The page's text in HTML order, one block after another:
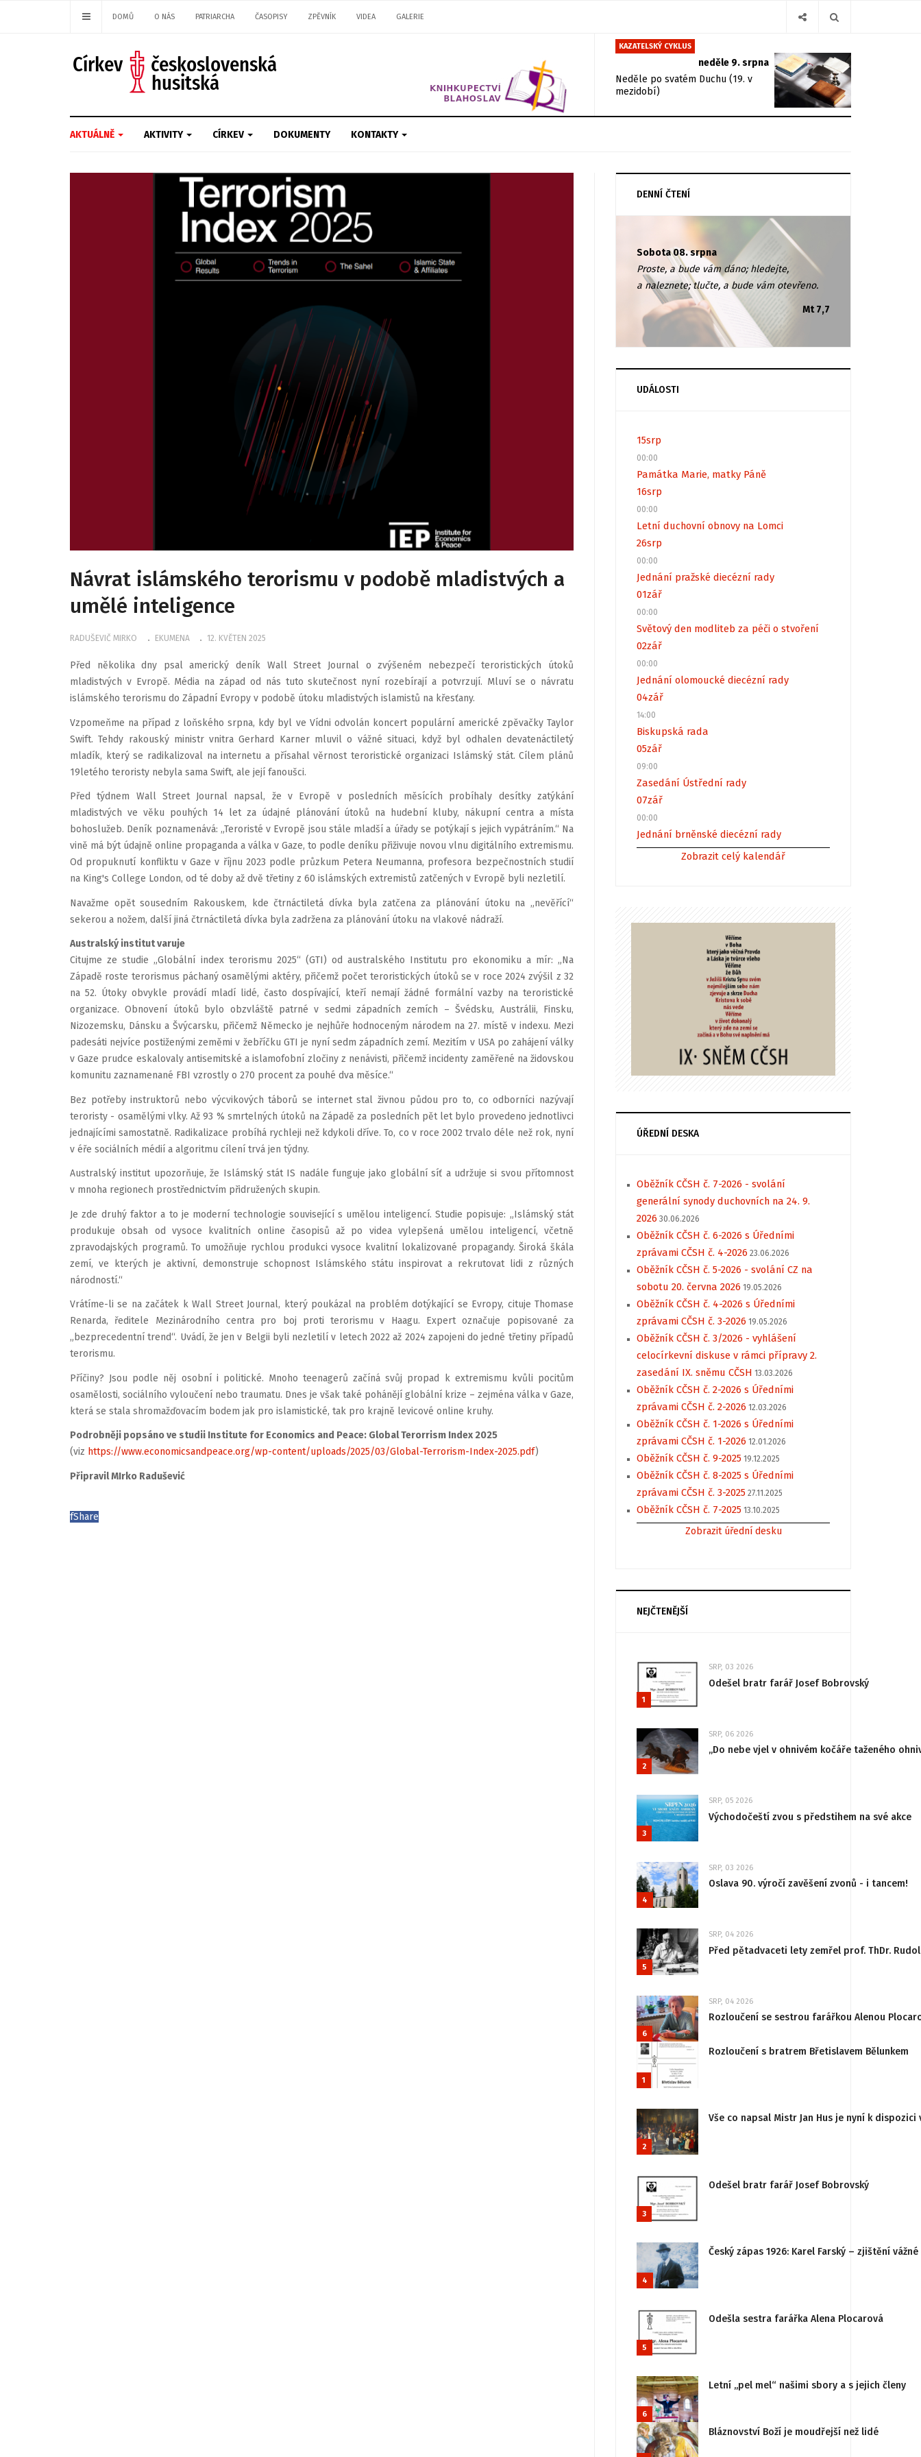
DOMŮ O NÁS PATRIARCHA ČASOPISY ZPĚVNÍK VIDEA GALERIE
KAZATELSKÝ CYKLUS
neděle 9. srpna
Neděle po svatém Duchu (19. v
mezidobí)
AKTUÁLNĚ AKTIVITY CÍRKEV DOKUMENTY KONTAKTY
Návrat islámského terorismu v podobě mladistvých a
umělé inteligence
RADUŠEVIČ MIRKO EKUMENA 12. KVĚTEN 2025
Před několika dny psal americký deník Wall Street Journal o zvýšeném nebezpečí teroristických útoků
mladistvých v Evropě. Média na západ od nás tuto skutečnost nyní rozebírají a potvrzují. Mluví se o návratu
islámského terorismu do Západní Evropy v podobě útoku mladistvých islamistů na křesťany.
Vzpomeňme na případ z loňského srpna, kdy byl ve Vídni odvolán koncert populární americké zpěvačky Taylor
Swift. Tehdy rakouský ministr vnitra Gerhard Karner mluvil o vážné situaci, když byl odhalen devatenáctiletý
mladík, který se radikalizoval na internetu a přísahal věrnost teroristické organizaci Islámský stát. Cílem plánů
19letého teroristy nebyla sama Swift, ale její fanoušci.
Před týdnem Wall Street Journal napsal, že v Evropě v posledních měsících probíhaly desítky zatýkání
mladistvých ve věku pouhých 14 let za údajné plánování útoků na hudební kluby, nákupní centra a místa
bohoslužeb. Deník poznamenává: „Teroristé v Evropě jsou stále mladší a úřady se potýkají s jejich vypátráním.“ Na
vině má být údajně online propaganda a válka v Gaze, to podle deníku přiživuje novou vlnu digitálního extremismu.
Od propuknutí konfliktu v Gaze v říjnu 2023 podle průzkum Petera Neumanna, profesora bezpečnostních studií
na King's College London, od té doby až dvě třetiny z 60 islámských extremistů zatčených v Evropě byli nezletilí.
Navažme opět sousedním Rakouskem, kde čtrnáctiletá dívka byla zatčena za plánování útoku na „nevěřící“
sekerou a nožem, další jiná čtrnáctiletá dívka byla zadržena za plánování útoku na vlakové nádraží.
Australský institut varuje
Citujme ze studie „Globální index terorismu 2025“ (GTI) od australského Institutu pro ekonomiku a mír: „Na
Západě roste terorismus páchaný osamělými aktéry, přičemž počet teroristických útoků se v roce 2024 zvýšil z 32
na 52. Útoky obvykle provádí mladí lidé, často dospívající, kteří nemají žádné formální vazby na teroristické
organizace. Obnovení útoků bylo obzvláště patrné v sedmi západních zemích – Švédsku, Austrálii, Finsku,
Nizozemsku, Dánsku a Švýcarsku, přičemž Německo je nejhůře hodnoceným národem na 27. místě v indexu. Mezi
padesáti nejvíce postiženými zeměmi v žebříčku GTI je nyní sedm západních zemí. Mezitím v USA po zahájení války
v Gaze prudce eskalovaly antisemitské a islamofobní zločiny z nenávisti, přičemž incidenty zaměřené na židovskou
komunitu zaznamenané FBI vzrostly o 270 procent za pouhé dva měsíce.“
Bez potřeby instruktorů nebo výcvikových táborů se internet stal živnou půdou pro to, co odborníci nazývají
teroristy - osamělými vlky. Až 93 % smrtelných útoků na Západě za posledních pět let bylo provedeno jednotlivci
jednajícími samostatně. Radikalizace probíhá rychleji než kdykoli dříve. To, co v roce 2002 trvalo déle než rok, nyní
v éře sociálních médií a algoritmu cílení trvá jen týdny.
Australský institut upozorňuje, že Islámský stát IS nadále funguje jako globální síť a udržuje si svou přítomnost
v mnoha regionech prostřednictvím přidružených skupin.
Je zde druhý faktor a to je moderní technologie související s umělou inteligencí. Studie popisuje: „Islámský stát
produkuje obsah od vysoce kvalitních online časopisů až po videa vylepšená umělou inteligencí, včetně
zpravodajských programů. To umožňuje rychlou produkci vysoce kvalitní lokalizované propagandy. Široká škála
zemí, ve kterých je aktivní, demonstruje schopnost Islámského státu inspirovat a rekrutovat lidi z různých
národností.“
Vrátíme-li se na začátek k Wall Street Journal, který poukázal na problém dotýkající se Evropy, cituje Thomase
Renarda, ředitele Mezinárodního centra pro boj proti terorismu v Haagu. Expert označuje popisované za
„bezprecedentní trend“. Uvádí, že jen v Belgii byli nezletilí v letech 2022 až 2024 zapojeni do jedné třetiny případů
terorismu.
Příčiny? Jsou podle něj osobní i politické. Mnoho teenagerů začíná svůj propad k extremismu kvůli pocitům
osamělosti, sociálního vyloučení nebo traumatu. Dnes je však také pohánějí globální krize – zejména válka v Gaze,
která se stala shromažďovacím bodem jak pro islamistické, tak pro krajně levicové online kruhy.
Podrobněji popsáno ve studii Institute for Economics and Peace: Global Terorrism Index 2025
(viz https://www.economicsandpeace.org/wp-content/uploads/2025/03/Global-Terrorism-Index-2025.pdf)
Připravil MIrko Radušević
fShare
DENNÍ ČTENÍ
Sobota 08. srpna
Proste, a bude vám dáno; hledejte,
a naleznete; tlučte, a bude vám otevřeno.
Mt 7,7
UDÁLOSTI
15srp
00:00
Památka Marie, matky Páně
16srp
00:00
Letní duchovní obnovy na Lomci
26srp
00:00
Jednání pražské diecézní rady
01zář
00:00
Světový den modliteb za péči o stvoření
02zář
00:00
Jednání olomoucké diecézní rady
04zář
14:00
Biskupská rada
05zář
09:00
Zasedání Ústřední rady
07zář
00:00
Jednání brněnské diecézní rady
Zobrazit celý kalendář
ÚŘEDNÍ DESKA
Oběžník CČSH č. 7-2026 - svolání
generální synody duchovních na 24. 9.
2026 30.06.2026
Oběžník CČSH č. 6-2026 s Úředními
zprávami CČSH č. 4-2026 23.06.2026
Oběžník CČSH č. 5-2026 - svolání CZ na
sobotu 20. června 2026 19.05.2026
Oběžník CČSH č. 4-2026 s Úředními
zprávami CČSH č. 3-2026 19.05.2026
Oběžník CČSH č. 3/2026 - vyhlášení
celocírkevní diskuse v rámci přípravy 2.
zasedání IX. sněmu CČSH 13.03.2026
Oběžník CČSH č. 2-2026 s Úředními
zprávami CČSH č. 2-2026 12.03.2026
Oběžník CČSH č. 1-2026 s Úředními
zprávami CČSH č. 1-2026 12.01.2026
Oběžník CČSH č. 9-2025 19.12.2025
Oběžník CČSH č. 8-2025 s Úředními
zprávami CČSH č. 3-2025 27.11.2025
Oběžník CČSH č. 7-2025 13.10.2025
Zobrazit úřední desku
NEJČTENĚJŠÍ
1
SRP, 03 2026
Odešel bratr farář Josef Bobrovský
2
SRP, 06 2026
„Do nebe vjel v ohnivém kočáře taženého
3
SRP, 05 2026
Východočeští zvou s předstihem na své akce
4
SRP, 03 2026
Oslava 90. výročí zavěšení zvonů - i tancem!
5
SRP, 04 2026
Před pětadvaceti lety zemřel prof. ThDr.
6
SRP, 04 2026
Rozloučení se sestrou farářkou Alenou
1
Rozloučení s bratrem Břetislavem Bělunkem
2
Vše co napsal Mistr Jan Hus je nyní k
3
Odešel bratr farář Josef Bobrovský
4
Český zápas 1926: Karel Farský – zjištění
5
Odešla sestra farářka Alena Plocarová
6
Letní „pel mel“ našimi sbory a s jejich členy
Bláznovství Boží je moudřejší než lidé